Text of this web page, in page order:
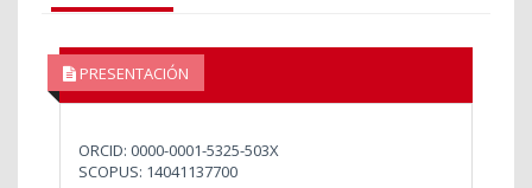
PRESENTACIÓN
ORCID: 0000-0001-5325-503X
SCOPUS: 14041137700